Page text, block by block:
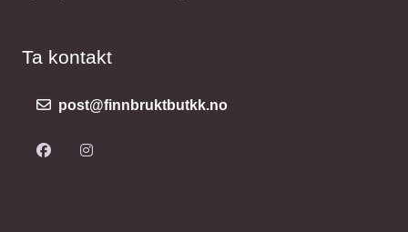
Ta kontakt
post@finnbruktbutkk.no